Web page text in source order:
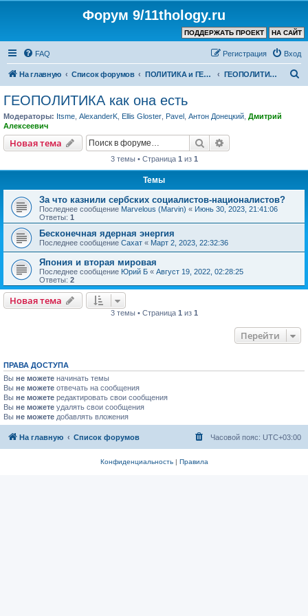
Форум 9/11thology.ru
НА САЙТ
ПОДДЕРЖАТЬ ПРОЕКТ
FAQ Вход
Регистрация
На главную Список форумов ПОЛИТИКА и ГЕОПОЛИТИКА ГЕОПОЛИТИКА как она есть
ГЕОПОЛИТИКА как она есть
Модераторы: Itsme AlexanderK Ellis Gloster Pavel Антон Донецкий Дмитрий
Алексеевич
Новая тема Поиск
3 темы • Страница 1 из 1
Темы
За что казнили сербских социалистов-националистов?
Последнее сообщение Marvelous (Marvin) « Июнь 30, 2023, 21:41:06
Ответы: 1
Бесконечная ядерная энергия
Последнее сообщение Сахат « Март 2, 2023, 22:32:36
Япония и вторая мировая
Последнее сообщение Юрий Б « Август 19, 2022, 02:28:25
Ответы: 2
Новая тема
3 темы • Страница 1 из 1
Перейти
ПРАВА ДОСТУПА
Вы не можете начинать темы
Вы не можете отвечать на сообщения
Вы не можете редактировать свои сообщения
Вы не можете удалять свои сообщения
Вы не можете добавлять вложения
На главную Список форумов Часовой пояс: UTC+03:00
Конфиденциальность| Правила